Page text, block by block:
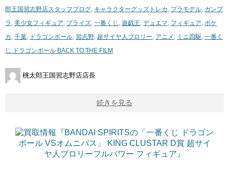
郎王国習志野店スタッフブログ, キャラクターグッズ トレカ , プラモデル, ガンプ
ラ , 美少女フィギュア, プライズ, 一番くじ , 遊戯王, デュエマ, フィギュア, ポケ
カ , 千葉, ドラゴンボール, 習志野, 超サイヤ人ブロリー, アニメ , ミニ四駆, 一番く
じ ​ドラゴンボール ​BACK ​TO ​THE ​FILM
桃太郎王国習志野店店長
続きを見る